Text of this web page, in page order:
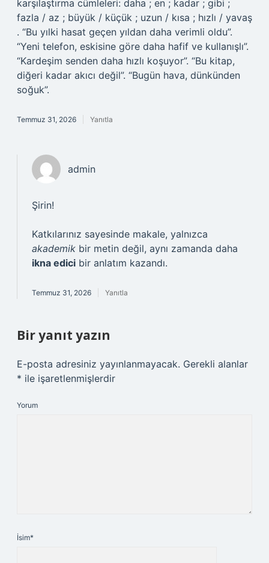
karşılaştırma cümleleri: daha ; en ; kadar ; gibi ;
fazla / az ; büyük / küçük ; uzun / kısa ; hızlı / yavaş
. “Bu yılki hasat geçen yıldan daha verimli oldu”.
“Yeni telefon, eskisine göre daha hafif ve kullanışlı”.
“Kardeşim senden daha hızlı koşuyor”. “Bu kitap,
diğeri kadar akıcı değil”. “Bugün hava, dünkünden
soğuk”.
Temmuz 31, 2026 Yanıtla
admin
Şirin!
Katkılarınız sayesinde makale, yalnızca
akademik bir metin değil, aynı zamanda daha
ikna edici bir anlatım kazandı.
Temmuz 31, 2026 Yanıtla
Bir yanıt yazın
E-posta adresiniz yayınlanmayacak. Gerekli alanlar
* ile işaretlenmişlerdir
Yorum
İsim*